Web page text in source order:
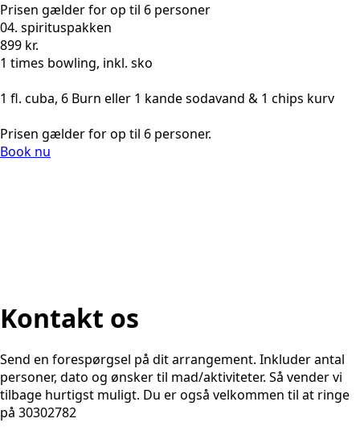
Prisen gælder for op til 6 personer
04. spirituspakken
899 kr.
1 times bowling, inkl. sko
1 fl. cuba, 6 Burn eller 1 kande sodavand & 1 chips kurv
Prisen gælder for op til 6 personer.
Book nu
Kontakt os
Send en forespørgsel på dit arrangement. Inkluder antal
personer, dato og ønsker til mad/aktiviteter. Så vender vi
tilbage hurtigst muligt. Du er også velkommen til at ringe
på 30302782